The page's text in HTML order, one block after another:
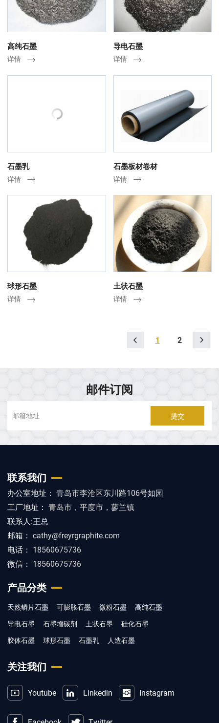
高纯石墨
详情
导电石墨
详情
石墨乳
详情
石墨板材卷材
详情
球形石墨
详情
土状石墨
详情
1 2
邮件订阅
提交
联系我们
办公室地址： 青岛市李沧区东川路106号如园
工厂地址： 青岛市，平度市，蓼兰镇
联系人:王总
邮箱： cathy@freyrgraphite.com
电话： 18560675736
微信： 18560675736
产品分类
天然鳞片石墨 可膨胀石墨 微粉石墨
高纯石墨
导电石墨
石墨增碳剂 土状石墨
硅化石墨
胶体石墨
球形石墨 石墨乳 人造石墨
关注我们
Youtube Linkedin Instagram